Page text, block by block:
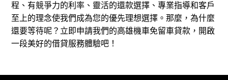
程、有競爭力的利率、靈活的還款選擇、專業指導和客戶
至上的理念使我們成為您的優先理想選擇。那麼，為什麼
還要等待呢？立即申請我們的高雄機車免留車貸款，開啟
一段美好的借貸服務體驗吧！